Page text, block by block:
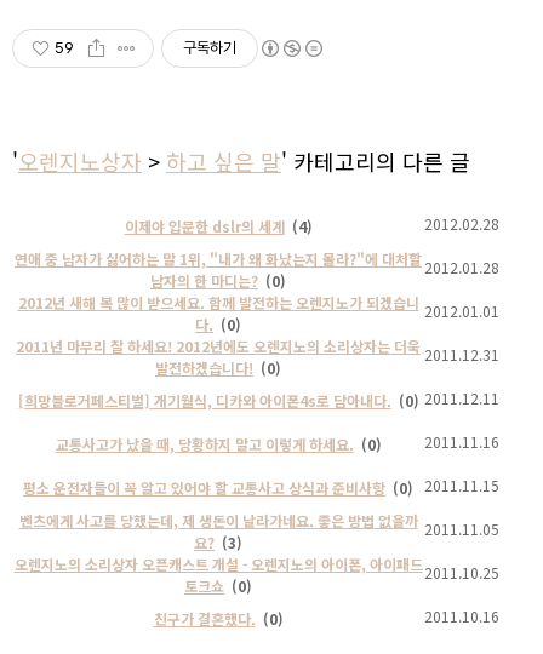
59 구독하기
'오렌지노상자 > 하고 싶은 말' 카테고리의 다른 글
이제야 입문한 dslr의 세계 (4)
2012.02.28
연애 중 남자가 싫어하는 말 1위, "내가 왜 화났는지 몰라?"에 대처할
남자의 한 마디는? (0)
2012.01.28
2012년 새해 복 많이 받으세요. 함께 발전하는 오렌지노가 되겠습니
다. (0)
2012.01.01
2011년 마무리 잘 하세요! 2012년에도 오렌지노의 소리상자는 더욱
발전하겠습니다! (0)
2011.12.31
[희망블로거페스티벌] 개기월식, 디카와 아이폰4s로 담아내다. (0) 2011.12.11
교통사고가 났을 때, 당황하지 말고 이렇게 하세요. (0) 2011.11.16
평소 운전자들이 꼭 알고 있어야 할 교통사고 상식과 준비사항 (0)
2011.11.15
벤츠에게 사고를 당했는데, 제 생돈이 날라가네요. 좋은 방법 없을까
요? (3)
2011.11.05
오렌지노의 소리상자 오픈캐스트 개설 - 오렌지노의 아이폰, 아이패드
토크쇼 (0)
2011.10.25
친구가 결혼했다. (0) 2011.10.16